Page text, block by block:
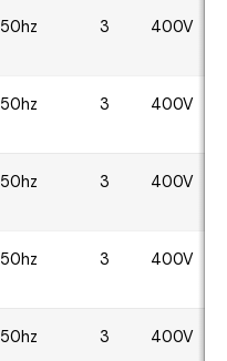
50hz 3 400V
50hz 3 400V
50hz 3 400V
50hz 3 400V
50hz 3 400V